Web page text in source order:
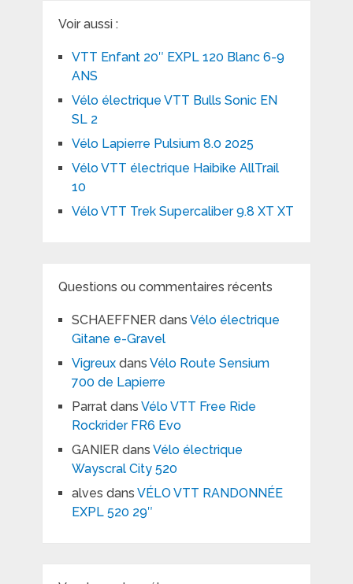
Voir aussi :
VTT Enfant 20″ EXPL 120 Blanc 6-9
ANS
Vélo électrique VTT Bulls Sonic EN
SL 2
Vélo Lapierre Pulsium 8.0 2025
Vélo VTT électrique Haibike AllTrail
10
Vélo VTT Trek Supercaliber 9.8 XT XT
Questions ou commentaires récents
SCHAEFFNERdans Vélo électrique
Gitane e-Gravel
Vigreuxdans Vélo Route Sensium
700 de Lapierre
Parratdans Vélo VTT Free Ride
Rockrider FR6 Evo
GANIERdans Vélo électrique
Wayscral City 520
alves dans VÉLO VTT RANDONNÉE
EXPL 520 29″